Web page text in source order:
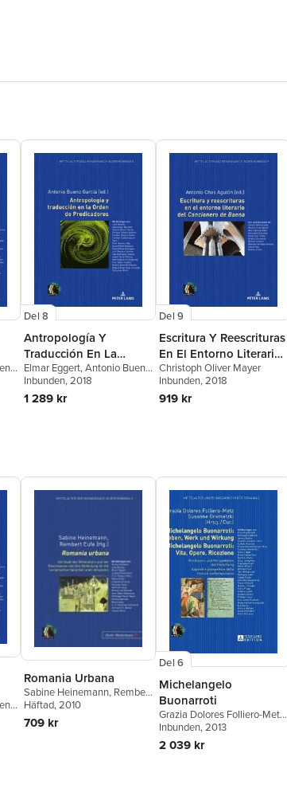
Del 8
Antropología Y
Traducción En La
Orden de Predicadores
Elmar Eggert,Antonio Bueno
García
Inbunden, 2018
1 289 kr
Del 9
Escritura Y Reescrituras
En El Entorno Literario
del «Cancionero de
Baena»
Christoph Oliver Mayer
Inbunden, 2018
919 kr
Romania Urbana
Sabine Heinemann, Rembert
Eufe
Häftad, 2010
709 kr
Del 6
Michelangelo
Buonarroti
Grazia Dolores Folliero-Metz,
Susanne Gramatzki
Inbunden, 2013
2 039 kr